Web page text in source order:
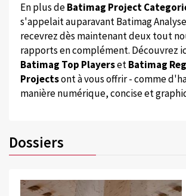
En plus deBatimag Project
s'appelait auparavant Batimag
recevrez dès maintenant deux tout
rapports en complément. Découvrez
Batimag Top PlayersetBatimag
Projectsont à vous offrir - comme
manière numérique, concise et
Dossiers